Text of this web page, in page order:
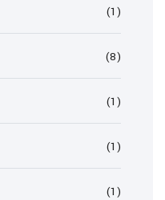
(1)
(8)
(1)
(1)
(1)